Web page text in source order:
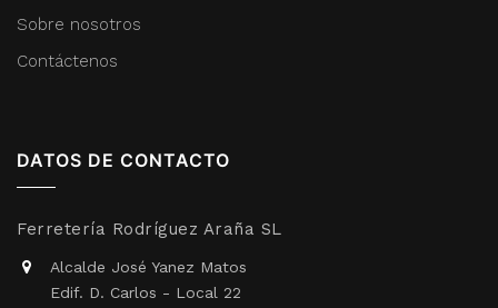
Sobre nosotros
Contáctenos
DATOS DE CONTACTO
Ferretería Rodríguez Araña SL
Alcalde José Yanez Matos
Edif. D. Carlos - Local 22